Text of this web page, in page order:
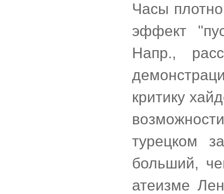
Часы
эффект
Напр.,
критику
турецком
больший,
атеизме